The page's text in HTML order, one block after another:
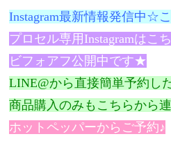
Instagram最新情報発信中☆
プロセル専用Instagramはこ
ビフォアフ公開中です★
LINE@から直接簡単予約し
商品購入のみもこちらから
ホットペッパーからご予約♪